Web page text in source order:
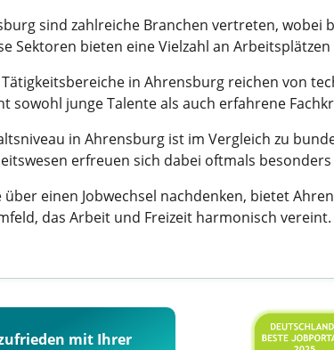
sind zahlreiche Branchen vertreten, wobei
Sektoren bieten eine Vielzahl an
in Ahrensburg reichen von
sowohl junge Talente als auch erfahrene
in Ahrensburg ist im Vergleich zu
erfreuen sich dabei oftmals
über einen Jobwechsel nachdenken, bietet
das Arbeit und Freizeit harmonisch vereint.
mit Ihrer